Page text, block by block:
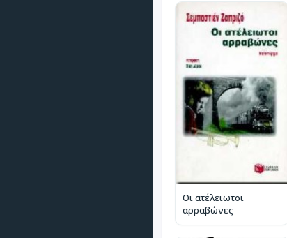
Οι ατέλειωτοι
αρραβώνες